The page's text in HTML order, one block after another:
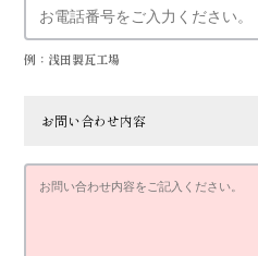
例：浅田製瓦工場
お問い合わせ内容